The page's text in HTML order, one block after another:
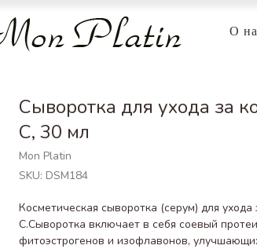
О
Сыворотка для ухода за
С, 30 мл
Mon Platin
SKU: DSM184
Косметическая сыворотка (серум) для
С.Сыворотка включает в себя соевый
фитоэстрогенов и изофлавонов,